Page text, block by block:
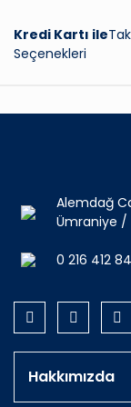
Kredi Kartı ile
Seçenekleri
Alemdağ
Ümraniye /
0 216 412
Hakkımızda